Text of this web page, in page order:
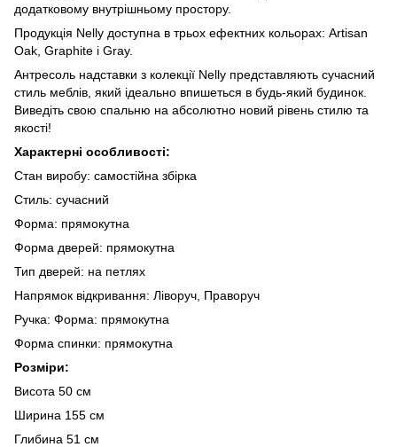
додатковому внутрішньому простору.
Продукція Nelly доступна в трьох ефектних кольорах: Artisan
Oak, Graphite і Gray.
Антресоль надставки з колекції Nelly представляють сучасний
стиль меблів, який ідеально впишеться в будь-який будинок.
Виведіть свою спальню на абсолютно новий рівень стилю та
якості!
Характерні особливості:
Стан виробу: самостійна збірка
Стиль: сучасний
Форма: прямокутна
Форма дверей: прямокутна
Тип дверей: на петлях
Напрямок відкривання: Ліворуч, Праворуч
Ручка: Форма: прямокутна
Форма спинки: прямокутна
Розміри:
Висота 50 см
Ширина 155 см
Глибина 51 см